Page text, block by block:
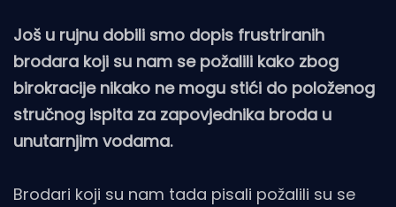
Još u rujnu dobili smo dopis frustriranih
brodara koji su nam se požalili kako zbog
birokracije nikako ne mogu stići do položenog
stručnog ispita za zapovjednika broda u
unutarnjim vodama.
Brodari koji su nam tada pisali požalili su se